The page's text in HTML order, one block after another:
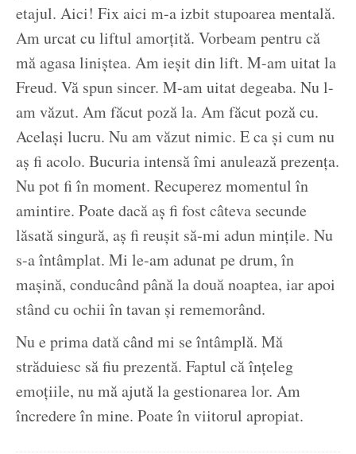
etajul. Aici! Fix aici m-a izbit stupoarea mentală.
Am urcat cu liftul amorțită. Vorbeam pentru că
mă agasa liniștea. Am ieșit din lift. M-am uitat la
Freud. Vă spun sincer. M-am uitat degeaba. Nu l-
am văzut. Am făcut poză la. Am făcut poză cu.
Același lucru. Nu am văzut nimic. E ca și cum nu
aș fi acolo. Bucuria intensă îmi anulează prezența.
Nu pot fi în moment. Recuperez momentul în
amintire. Poate dacă aș fi fost câteva secunde
lăsată singură, aș fi reușit să-mi adun mințile. Nu
s-a întâmplat. Mi le-am adunat pe drum, în
mașină, conducând până la două noaptea, iar apoi
stând cu ochii în tavan și rememorând.
Nu e prima dată când mi se întâmplă. Mă
străduiesc să fiu prezentă. Faptul că înțeleg
emoțiile, nu mă ajută la gestionarea lor. Am
încredere în mine. Poate în viitorul apropiat.